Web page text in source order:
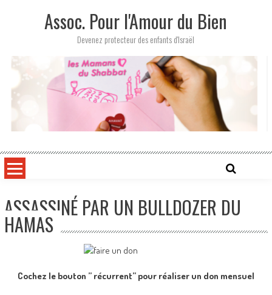
Assoc. Pour l'Amour du Bien
Devenez protecteur des enfants d'Israël
ASSASSINÉ PAR UN BULLDOZER DU
HAMAS
Cochez le bouton ” récurrent” pour réaliser un don mensuel